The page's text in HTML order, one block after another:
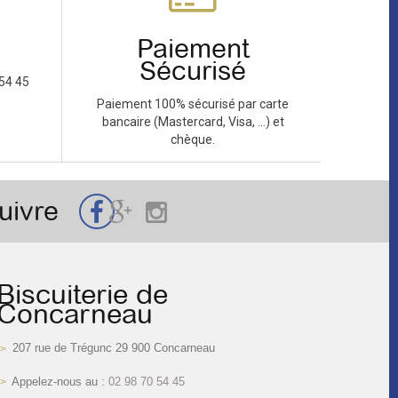
45
Paiement
Sécurisé
Paiement 100% sécurisé par carte
bancaire (Mastercard, Visa, ...) et
chèque.
de
207 rue de Trégunc 29 900 Concarneau
Appelez-nous au : 02 98 70 54 45